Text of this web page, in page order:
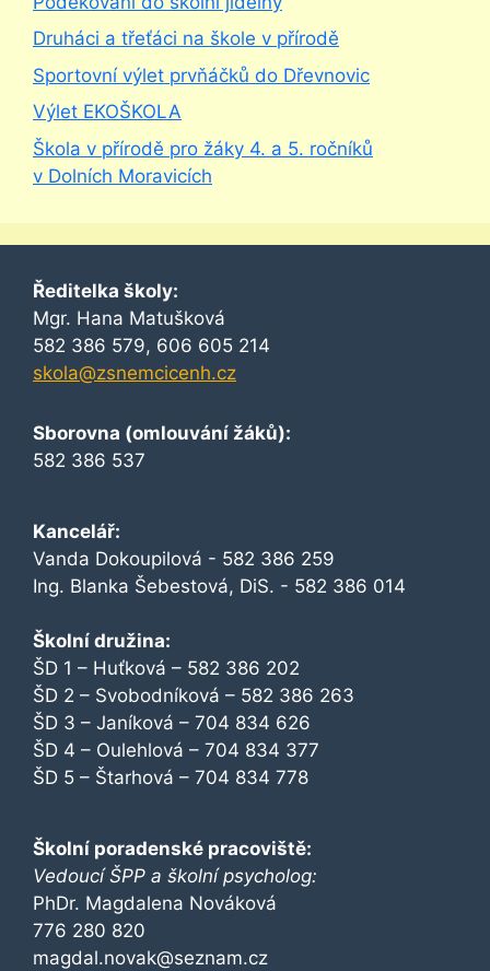
Druháci a třeťáci na škole v přírodě
Sportovní výlet prvňáčků do Dřevnovic
Výlet EKOŠKOLA
Škola v přírodě pro žáky 4. a 5. ročníků
v Dolních Moravicích
Ředitelka školy:
Mgr. Hana Matušková
582 386 579, 606 605 214
skola@zsnemcicenh.cz
Sborovna (omlouvání žáků):
582 386 537
Kancelář:
Vanda Dokoupilová - 582 386 259
Ing. Blanka Šebestová, DiS. - 582 386 014
Školní družina:
ŠD 1 – Huťková – 582 386 202
ŠD 2 – Svobodníková – 582 386 263
ŠD 3 – Janíková – 704 834 626
ŠD 4 – Oulehlová – 704 834 377
ŠD 5 – Štarhová – 704 834 778
Školní poradenské pracoviště:
Vedoucí ŠPP a školní psycholog:
PhDr. Magdalena Nováková
776 280 820
magdal.novak@seznam.cz